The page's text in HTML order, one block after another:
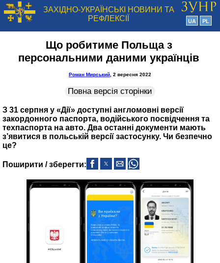
ЗАХІДНО-УКРАЇНСЬКІ НОВИНИ ТА
РЕФЛЕКСІЇ
UA PL
Що робитиме Польща з
персональними даними українців
Роман Мирський , 2 вересня 2022
Повна версія сторінки
З 31 серпня у «Дії» доступні англомовні версії
закордонного паспорта, водійського посвідчення та
техпаспорта на авто. Два останні документи мають
з’явитися в польській версії застосунку. Чи безпечно
це?
Поширити / зберегти: